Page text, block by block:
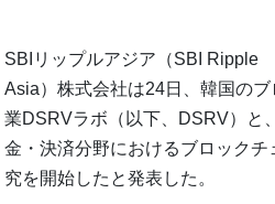
SBIリップルアジア（SBI Ripple
Asia）株式会社は24日、韓国の
業DSRVラボ（以下、DSRV）と
金・決済分野におけるブロック
究を開始したと発表した。